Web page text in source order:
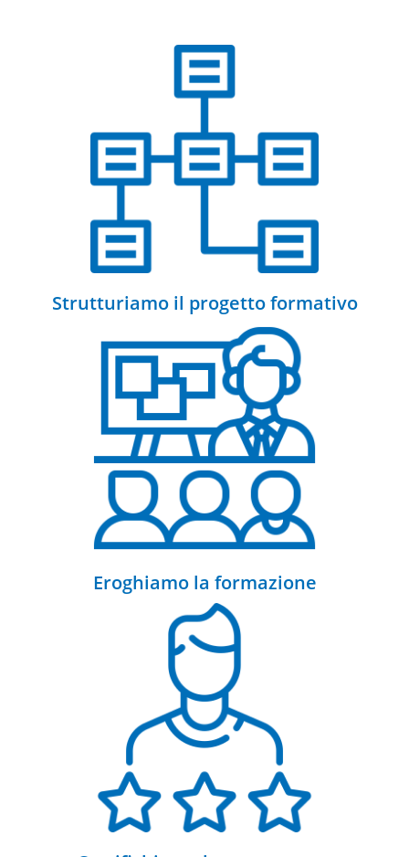
Strutturiamo il progetto formativo
Eroghiamo la formazione